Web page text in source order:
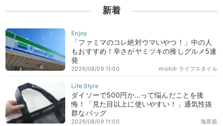
新着
「ファミマのコレ絶対ウマいやつ！」中の人
もおすすめ！辛さがヤミツキの推しグルメ5連
発
michill ライフスタイル
2026/08/09 11:00
ダイソーで500円か…って悩んだことを後
悔！「見た目以上に使いやすい！」通気性抜
群なバッグ
海原藍
2026/08/09 11:00